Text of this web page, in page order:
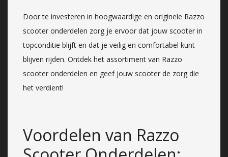
Door te investeren in hoogwaardige en originele Razzo
scooter onderdelen zorg je ervoor dat jouw scooter in
topconditie blijft en dat je veilig en comfortabel kunt
blijven rijden. Ontdek het assortiment van Razzo
scooter onderdelen en geef jouw scooter de zorg die
het verdient!
Voordelen van Razzo